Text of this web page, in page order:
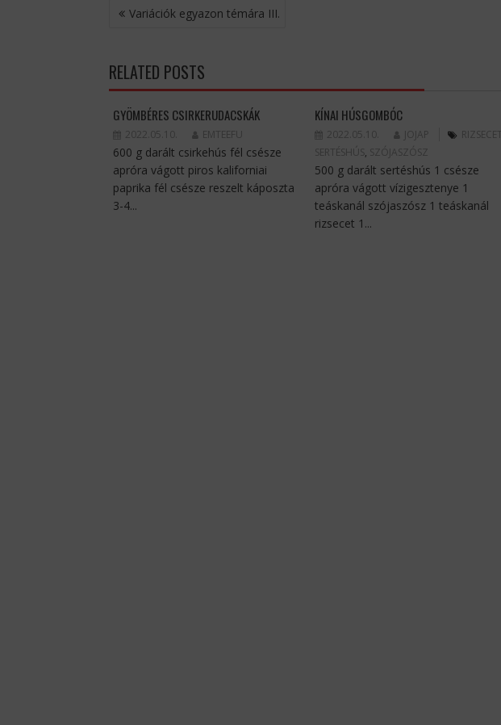
BEJEGYZÉS
NAVIGÁCIÓ
Variációk egyazon témára III.
RELATED POSTS
GYÖMBÉRES CSIRKERUDACSKÁK
2022.05.10. EMTEEFU
600 g darált csirkehús fél csésze
apróra vágott piros kaliforniai
paprika fél csésze reszelt káposzta
3-4...
KÍNAI HÚSGOMBÓC
2022.05.10. JOJAP RIZSECET
SERTÉSHÚS, SZÓJASZÓSZ
500 g darált sertéshús 1 csésze
apróra vágott vízigesztenye 1
teáskanál szójaszósz 1 teáskanál
rizsecet 1...